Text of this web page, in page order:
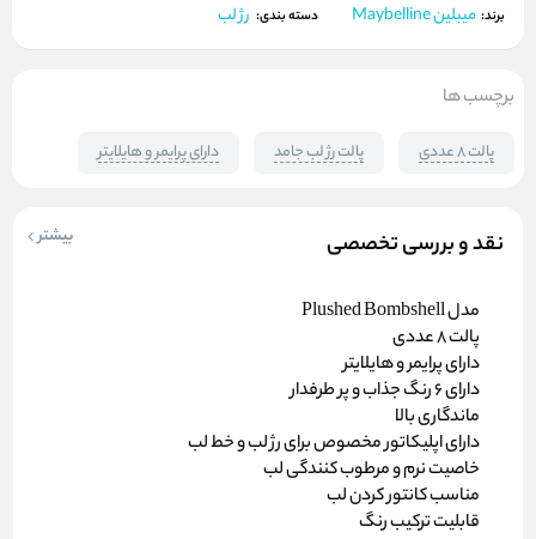
برند: میبلین Maybelline دسته بندی: رژ لب
نقد و بررسی تخصصی بیشتر
مدل Plushed Bombshell
پالت 8 عددی
دارای پرایمر و هایلایتر
دارای 6 رنگ جذاب و پر طرفدار
ماندگاری بالا
دارای اپلیکاتور مخصوص برای رژ لب و خط لب
خاصیت نرم و مرطوب کنندگی لب
مناسب کانتور کردن لب
قابلیت ترکیب رنگ
برچسب ها
پالت ۸ عددی پالت رژ لب جامد دارای پرایمر و هایلایتر